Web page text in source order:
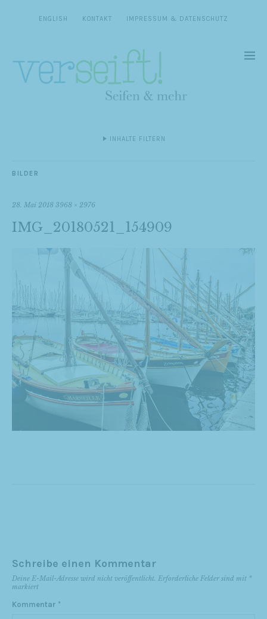
ENGLISH KONTAKT IMPRESSUM & DATENSCHUTZ
INHALTE FILTERN
BILDER
28. Mai 2018 3968 × 2976
IMG_20180521_154909
Schreibe einen Kommentar
Deine E-Mail-Adresse wird nicht veröffentlicht. Erforderliche Felder sind mit *
markiert
Kommentar *